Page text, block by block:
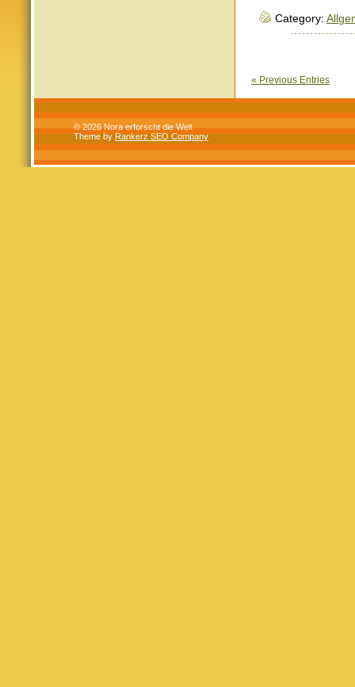
Category:
« Previous Entries
© 2026 Nora erforscht die Welt
Theme byRankerz SEO Company